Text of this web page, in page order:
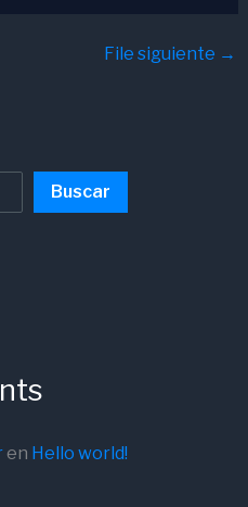
File siguiente →
Buscar
en Hello world!